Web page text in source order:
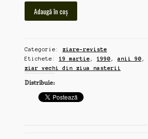
Papagalul,
din
ziua
nasterii,
19
martie,
Adaugă în coș
Categorie: ziare-reviste
Etichete: 19 martie , 1990 ,anii 90 ,
ziar vechi din ziua nasterii
Distribuie: